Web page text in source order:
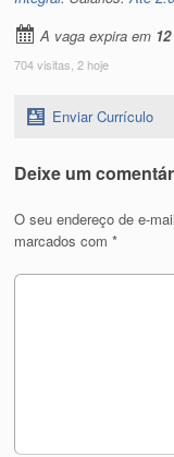
A vaga expira em
704 visitas, 2 hoje
Enviar Currículo
Deixe um
O seu endereço de e-
marcados com*